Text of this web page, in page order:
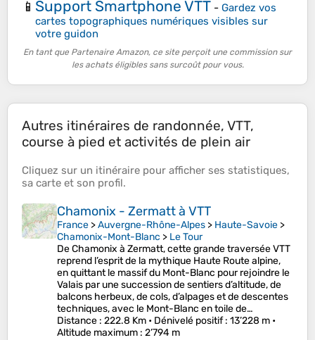
📱 Support Smartphone VTT - Gardez vos
cartes topographiques numériques visibles sur
votre guidon
En tant que Partenaire Amazon, ce site perçoit une commission sur
les achats éligibles sans surcoût pour vous.
Autres itinéraires de randonnée, VTT,
course à pied et activités de plein air
Cliquez sur un itinéraire pour afficher ses statistiques,
sa carte et son profil.
Chamonix - Zermatt à VTT
France >Auvergne-Rhône-Alpes > Haute-Savoie >
Chamonix-Mont-Blanc > Le Tour
De Chamonix à Zermatt, cette grande traversée VTT
reprend l’esprit de la mythique Haute Route alpine,
en quittant le massif du Mont-Blanc pour rejoindre le
Valais par une succession de sentiers d’altitude, de
balcons herbeux, de cols, d’alpages et de descentes
techniques, avec le Mont-Blanc en toile de…
Distance : 222.8 Km • Dénivelé positif: 13’228 m •
Altitude maximum : 2’794 m